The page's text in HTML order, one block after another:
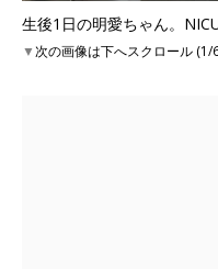
生後1日の明愛ちゃん。
▼次の画像は下へスクロール (1/